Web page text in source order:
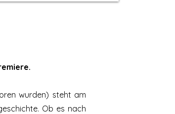
wurden) steht am
Ob es nach